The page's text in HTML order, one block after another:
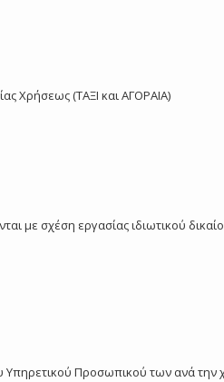
Χρήσεως (ΤΑΞΙ και ΑΓΟΡΑΙΑ)
με σχέση εργασίας ιδιωτικού
Υπηρετικού Προσωπικού των ανά την